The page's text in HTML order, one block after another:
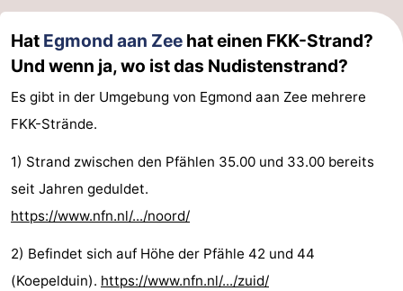
Hat Egmond aan Zee hat einen FKK-Strand?
Und wenn ja, wo ist das Nudistenstrand?
Es gibt in der Umgebung von Egmond aan Zee mehrere
FKK-Strände.
1) Strand zwischen den Pfählen 35.00 und 33.00 bereits
seit Jahren geduldet.
https://www.nfn.nl/.../noord/
2) Befindet sich auf Höhe der Pfähle 42 und 44
(Koepelduin). https://www.nfn.nl/.../zuid/